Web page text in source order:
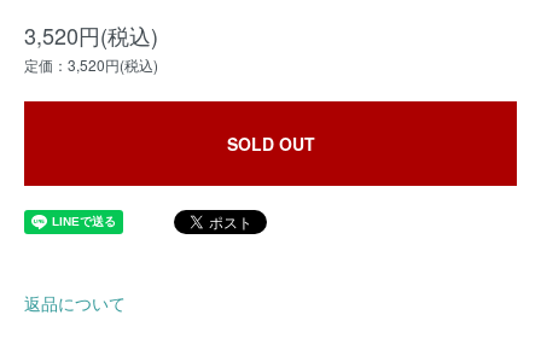
3,520円(税込)
定価：3,520円(税込)
SOLD OUT
返品について